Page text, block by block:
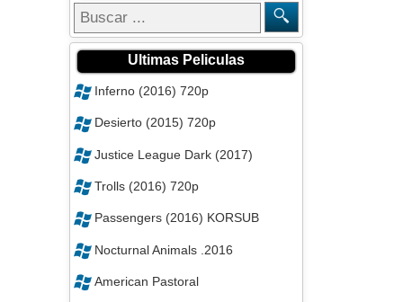
Ultimas Peliculas
Inferno (2016) 720p
Desierto (2015) 720p
Justice League Dark (2017)
Trolls (2016) 720p
Passengers (2016) KORSUB
Nocturnal Animals .2016
American Pastoral